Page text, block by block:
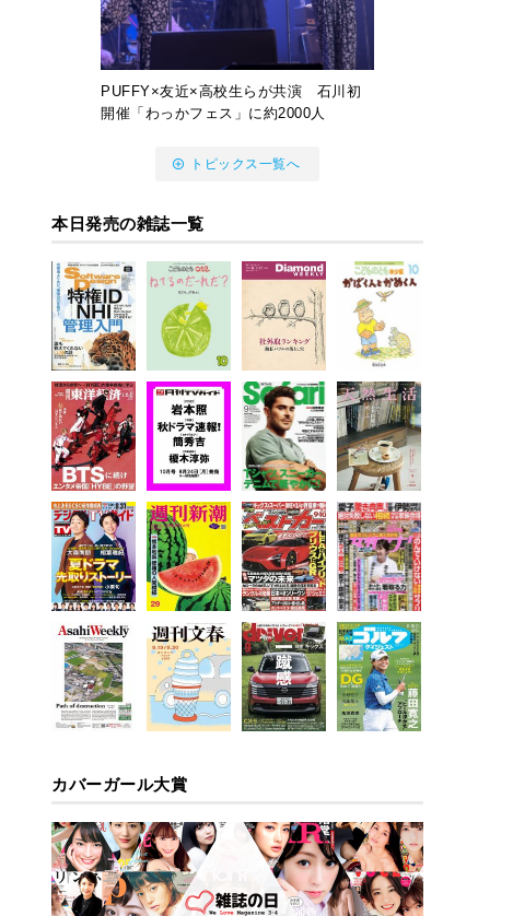
PUFFY×友近×高校生らが共演 石川初
開催「わっかフェス」に約2000人
トピックス一覧へ
本日発売の雑誌一覧
カバーガール大賞